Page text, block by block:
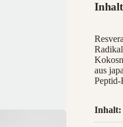
aus
Inhalt: